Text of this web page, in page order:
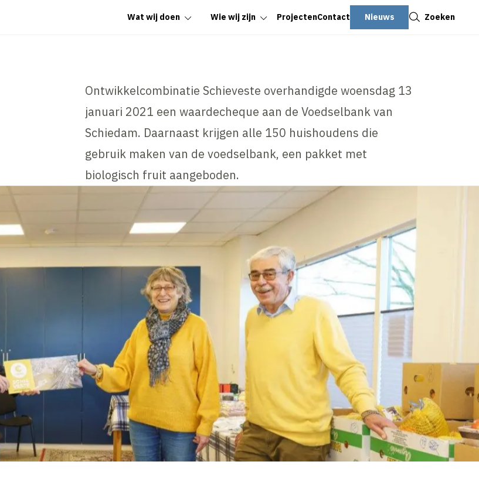
Wat wij doen Wie wij zijn ProjectenContact Nieuws Zoeken
Ontwikkelcombinatie Schieveste overhandigde woensdag 13
januari 2021 een waardecheque aan de Voedselbank van
Schiedam. Daarnaast krijgen alle 150 huishoudens die
gebruik maken van de voedselbank, een pakket met
biologisch fruit aangeboden.
Sluiten